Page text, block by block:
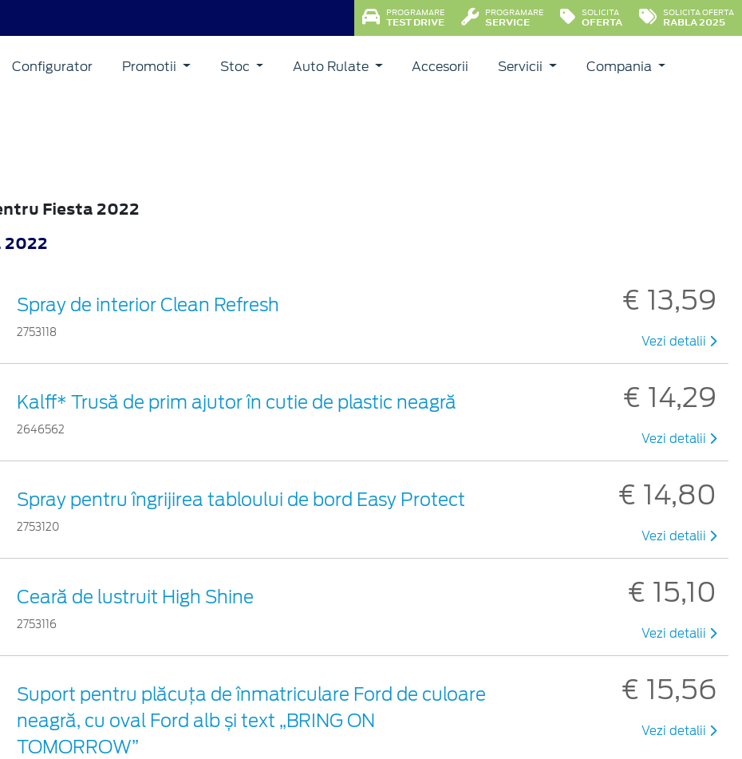
PROGRAMARE
TEST DRIVE
PROGRAMARE
SERVICE
SOLICITA
OFERTA
SOLICITA OFERTA
RABLA 2025
Configurator Promotii Stoc Auto Rulate Accesorii Servicii Compania
Fiesta 2022
2022
Spray de interior Clean Refresh
2753118
€ 13,59
Vezi detalii
Kalff* Trusă de prim ajutor în cutie de plastic neagră
2646562
€ 14,29
Vezi detalii
Spray pentru îngrijirea tabloului de bord Easy Protect
2753120
€ 14,80
Vezi detalii
Ceară de lustruit High Shine
2753116
€ 15,10
Vezi detalii
Suport pentru plăcuța de înmatriculare Ford de culoare
neagră, cu oval Ford alb și text „BRING ON
TOMORROW”
€ 15,56
Vezi detalii